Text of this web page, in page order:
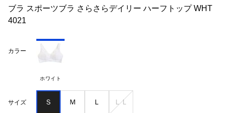
ブラ スポーツブラ さらさらデイリー ハーフトップ WHT
4021
カラー
ホワイト
サイズ Ｓ Ｍ Ｌ ＬＬ